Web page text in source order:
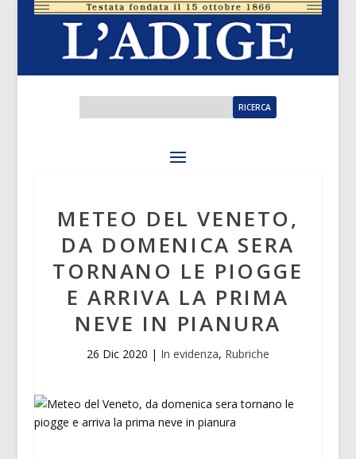
METEO DEL VENETO,
DA DOMENICA SERA
TORNANO LE PIOGGE
E ARRIVA LA PRIMA
NEVE IN PIANURA
26 Dic 2020 | In evidenza, Rubriche